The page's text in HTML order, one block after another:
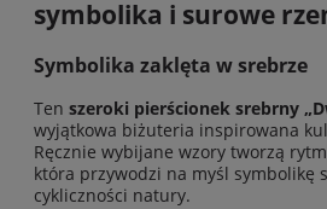
symbolika i surowe
Symbolika zaklęta w srebrze
Ten szeroki pierścionek srebrny
wyjątkowa biżuteria inspirowana
Ręcznie wybijane wzory tworzą
która przywodzi na myśl symbolikę
cykliczności natury.